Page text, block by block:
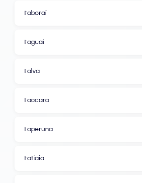
Itaboraí
Itaguaí
Italva
Itaocara
Itaperuna
Itatiaia